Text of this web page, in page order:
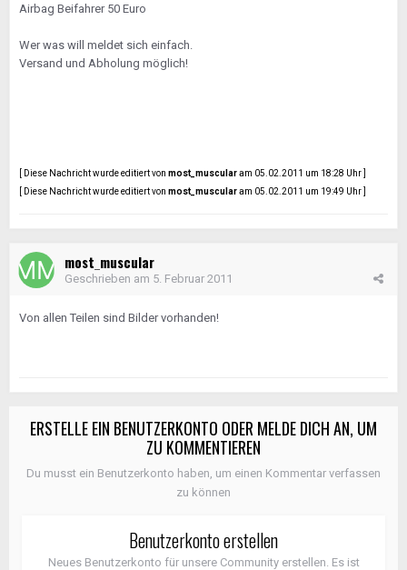
Airbag Beifahrer 50 Euro
Wer was will meldet sich einfach.
Versand und Abholung möglich!
[ Diese Nachricht wurde editiert von most_muscularam 05.02.2011 um 18:28 Uhr ]
[ Diese Nachricht wurde editiert von most_muscularam 05.02.2011 um 19:49 Uhr ]
most_muscular
Geschrieben am 5. Februar 2011
Von allen Teilen sind Bilder vorhanden!
ERSTELLE EIN BENUTZERKONTO ODER MELDE DICH AN, UM
ZU KOMMENTIEREN
Du musst ein Benutzerkonto haben, um einen Kommentar verfassen
zu können
Benutzerkonto erstellen
Neues Benutzerkonto für unsere Community erstellen. Es ist